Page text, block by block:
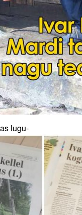
lugu-